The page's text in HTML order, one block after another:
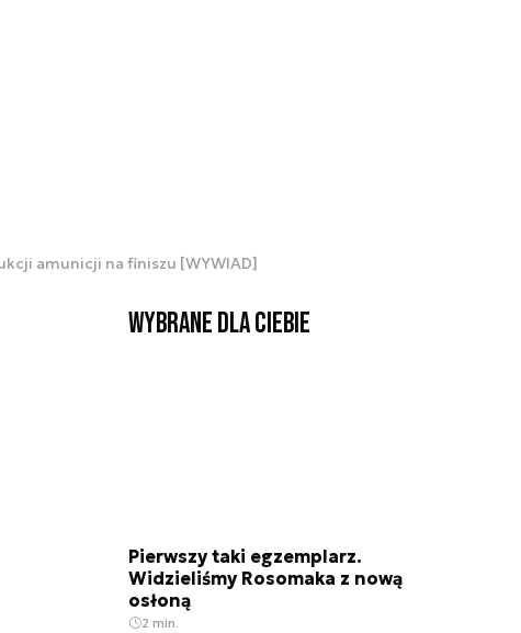
amunicji na finiszu [WYWIAD]
Wybrane dla Ciebie
Pierwszy taki egzemplarz.
Widzieliśmy Rosomaka z nową
osłoną
2 min.